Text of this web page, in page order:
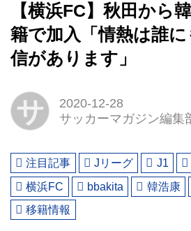
【横浜FC】秋田から
籍で加入「情熱は誰
信があります」
サ
2020-12-28
サッカーマガジン編集
注目記事 Jリーグ J1
横浜FC
bbakita 韓浩康
移籍情報